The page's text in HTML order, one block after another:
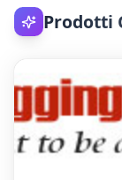
Prodotti